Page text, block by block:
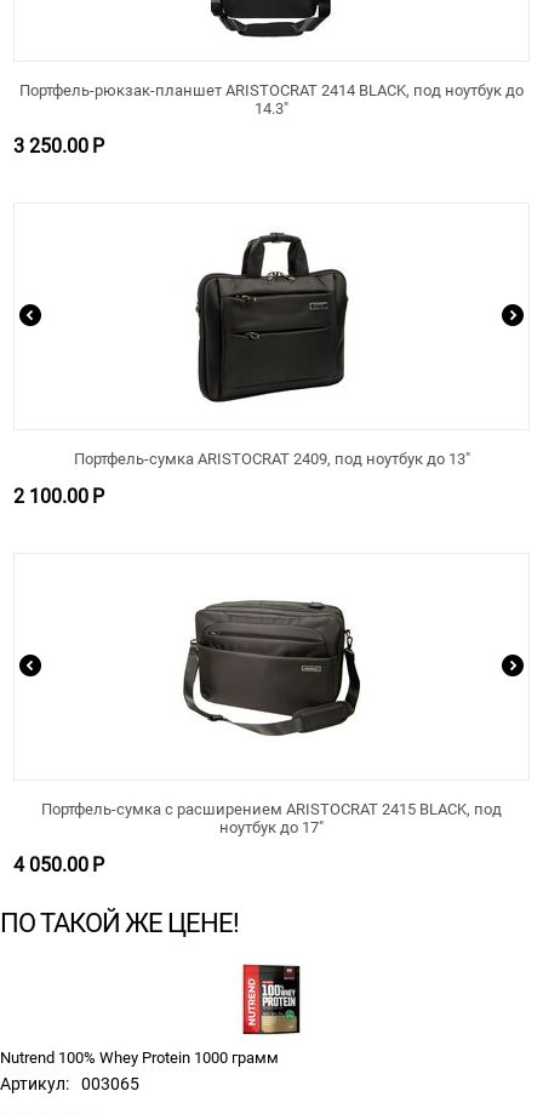
Портфель-рюкзак-планшет ARISTOCRAT 2414 BLACK, под ноутбук до
14.3"
3 250.00 Р
Портфель-сумка ARISTOCRAT 2409, под ноутбук до 13"
2 100.00 Р
Портфель-сумка с расширением ARISTOCRAT 2415 BLACK, под
ноутбук до 17"
4 050.00 Р
ПО ТАКОЙ ЖЕ ЦЕНЕ!
Nutrend 100% Whey Protein 1000 грамм
Артикул: 003065